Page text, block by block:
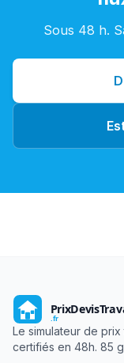
Sous 48 h.
Le simulateur de
certifiés en 48h. 85